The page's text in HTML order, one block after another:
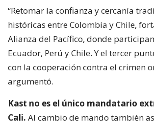
“Retomar la confianza y cercanía
históricas entre Colombia y Chile,
Alianza del Pacífico, donde
Ecuador, Perú y Chile. Y el tercer
con la cooperación contra el crimen
argumentó.
Kast no es el único mandatario
Cali. Al cambio de mando también